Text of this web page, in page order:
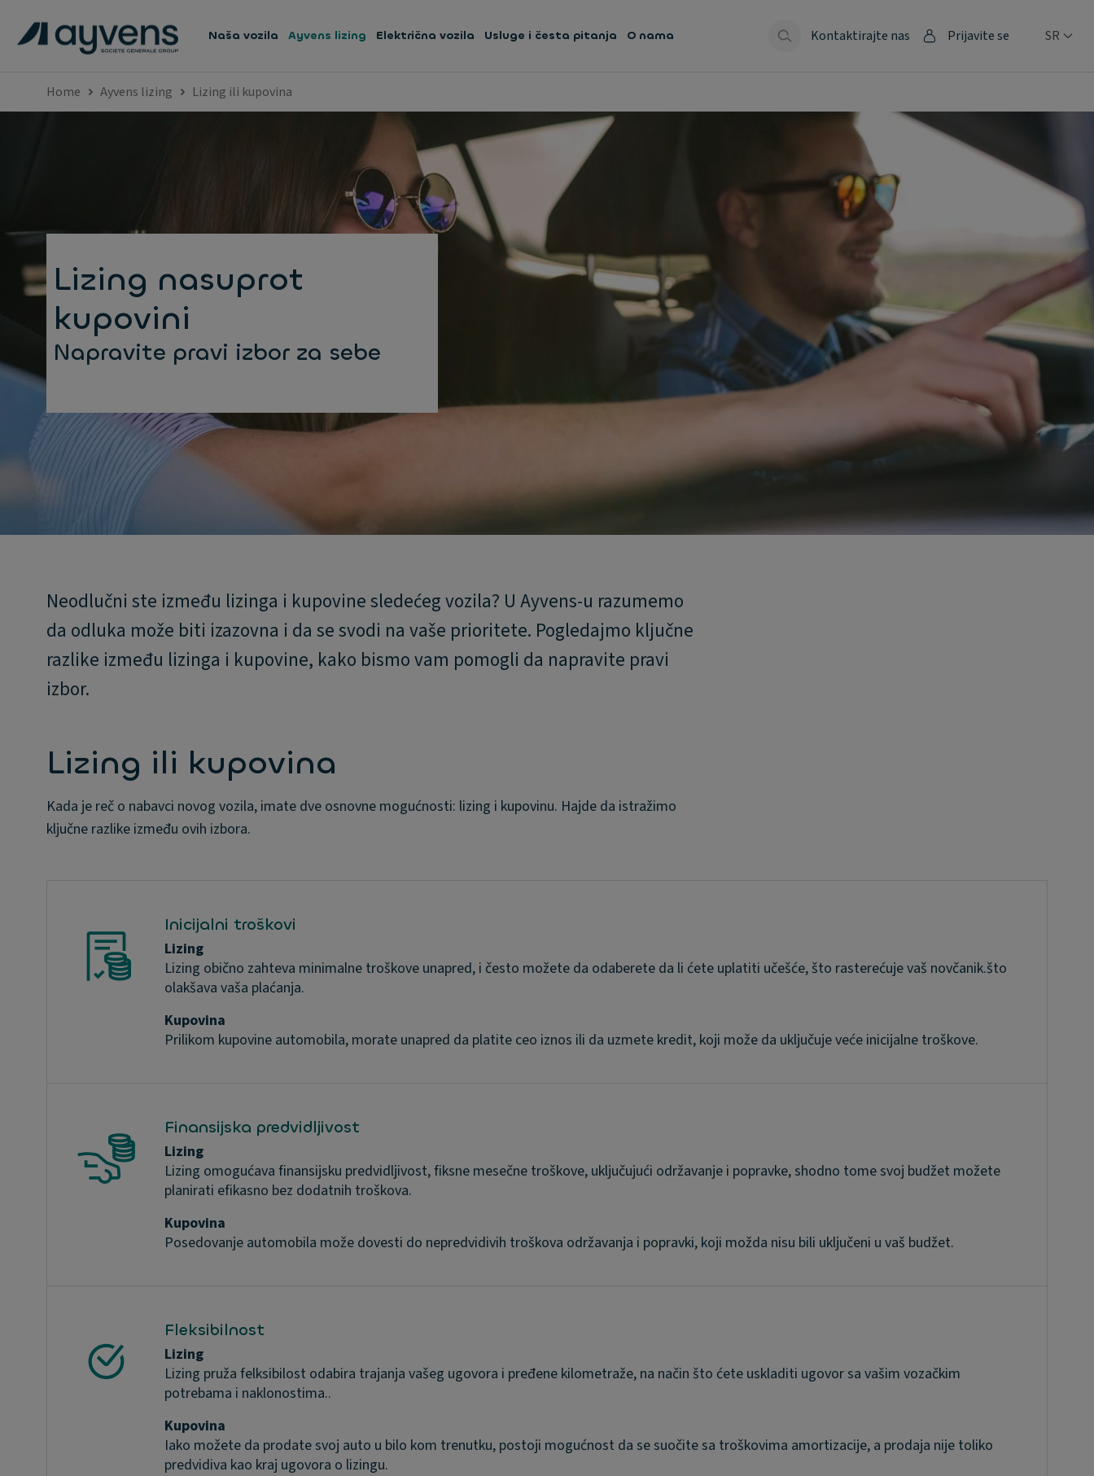
Naša vozila Ayvens lizing Električna vozila Usluge i česta pitanja O nama Kontaktirajte nas Prijavite se SR
Home Ayvens lizing Lizing ili kupovina
Lizing nasuprot
kupovini
Napravite pravi izbor za sebe
Neodlučni ste između lizinga i kupovine sledećeg vozila? U Ayvens-u razumemo
da odluka može biti izazovna i da se svodi na vaše prioritete. Pogledajmo ključne
razlike između lizinga i kupovine, kako bismo vam pomogli da napravite pravi
izbor.
Lizing ili kupovina
Kada je reč o nabavci novog vozila, imate dve osnovne mogućnosti: lizing i kupovinu. Hajde da istražimo
ključne razlike između ovih izbora.
Inicijalni troškovi
Lizing
Lizing obično zahteva minimalne troškove unapred, i često možete da odaberete da li ćete uplatiti učešće, što rasterećuje vaš novčanik.što
olakšava vaša plaćanja.
Kupovina
Prilikom kupovine automobila, morate unapred da platite ceo iznos ili da uzmete kredit, koji može da uključuje veće inicijalne troškove.
Finansijska predvidljivost
Lizing
Lizing omogućava finansijsku predvidljivost, fiksne mesečne troškove, uključujući održavanje i popravke, shodno tome svoj budžet možete
planirati efikasno bez dodatnih troškova.
Kupovina
Posedovanje automobila može dovesti do nepredvidivih troškova održavanja i popravki, koji možda nisu bili uključeni u vaš budžet.
Fleksibilnost
Lizing
Lizing pruža felksibilost odabira trajanja vašeg ugovora i pređene kilometraže, na način što ćete uskladiti ugovor sa vašim vozačkim
potrebama i naklonostima..
Kupovina
Iako možete da prodate svoj auto u bilo kom trenutku, postoji mogućnost da se suočite sa troškovima amortizacije, a prodaja nije toliko
predvidiva kao kraj ugovora o lizingu.